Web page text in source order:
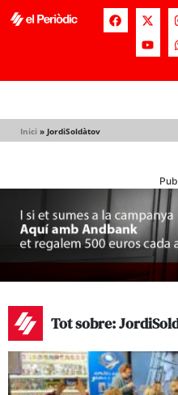
Inici » JordiSoldàtov
Tot sobre: